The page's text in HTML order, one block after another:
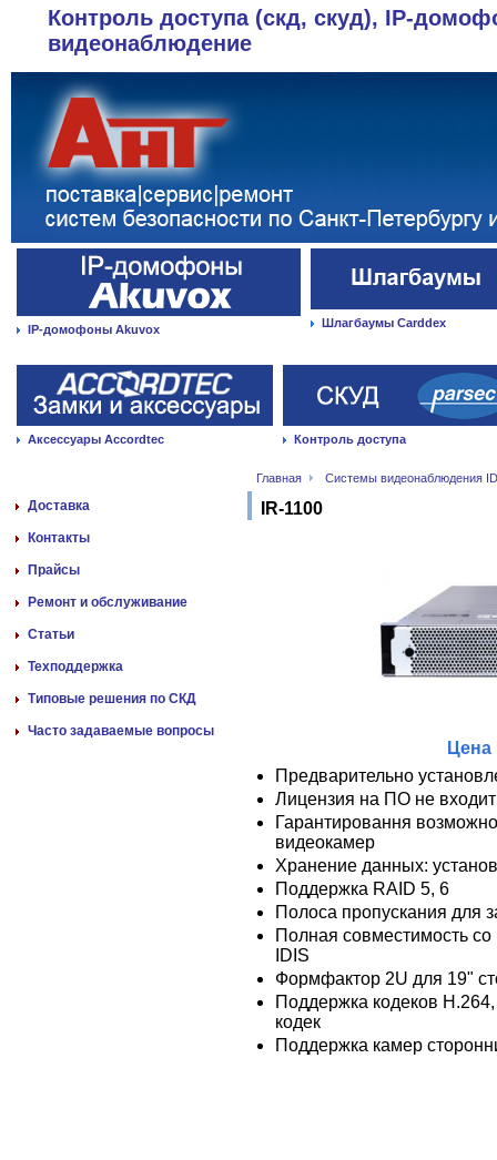
Контроль доступа (скд, скуд), IP-
видеонаблюдение
IP-домофоны Akuvox Шлагбаумы Carddex
Аксессуары Accordtec Контроль доступа
Главная Системы видеонаблюдения
Доставка
Контакты
Прайсы
Ремонт и обслуживание
Статьи
Техподдержка
Типовые решения по СКД
Часто задаваемые вопросы
IR-1100
Цена
Предварительно
Лицензия на ПО не входит
Гарантировання
видеокамер
Хранение данных:
Поддержка RAID 5, 6
Полоса пропускания для
Полная совместимость
IDIS
Формфактор 2U для 19"
Поддержка кодеков
кодек
Поддержка камер